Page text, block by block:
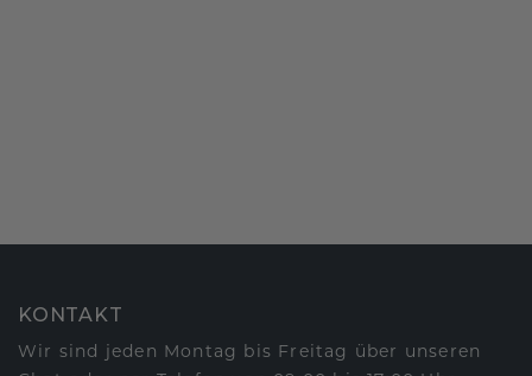
KONTAKT
Wir sind jeden Montag bis Freitag über unseren